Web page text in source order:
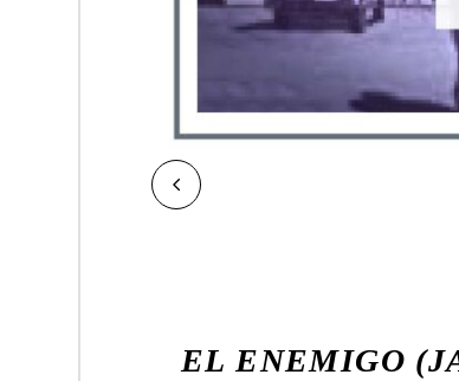
NAVEGACIÓN
Ant.
EL ENEMIGO